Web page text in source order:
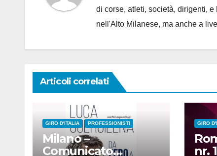
di corse, atleti, società, dirigenti,
nell'Alto Milanese, ma anche a
Articoli correlati
GIRO D'ITALIA PROFESSIONISTI
Milano –
Comunicato
GIRO
nr.